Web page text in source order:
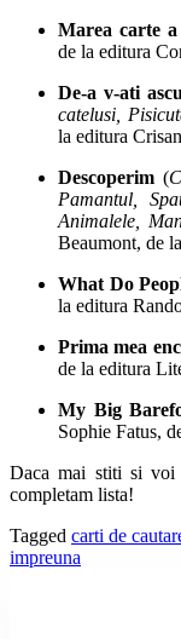
Marea carte
de la editura
De-a v-ati
catelusi,
la editura
Descoperim (
Pamantul,
Animalele,
Beaumont, de
What Do
la editura
Prima mea
de la editura
My Big
Sophie Fatus,
Daca mai stiti si voi
completam lista!
Tagged carti de
impreuna